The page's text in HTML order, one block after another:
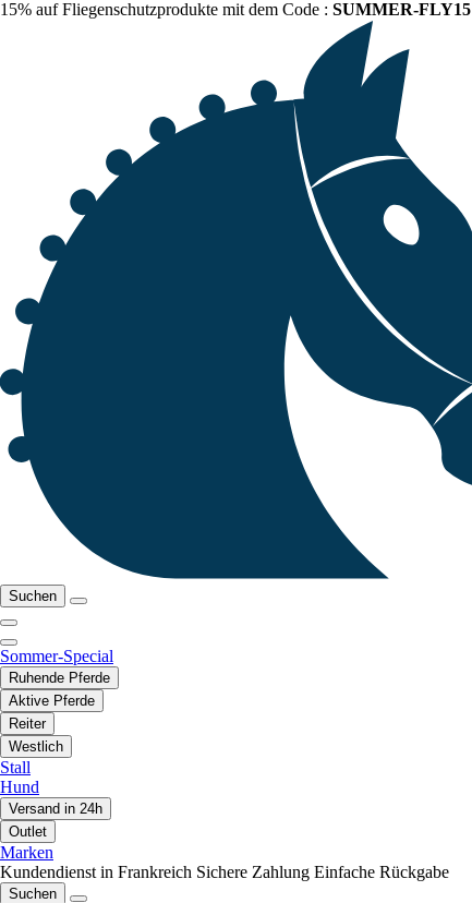
15% auf Fliegenschutzprodukte mit dem Code : SUMMER-FLY15
Suchen
Sommer-Special
Ruhende Pferde
Aktive Pferde
Reiter
Westlich
Stall
Hund
Versand in 24h
Outlet
Marken
Kundendienst in Frankreich Sichere Zahlung Einfache Rückgabe
Suchen